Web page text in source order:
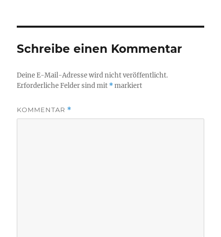
Schreibe einen Kommentar
Deine E-Mail-Adresse wird nicht veröffentlicht.
Erforderliche Felder sind mit *markiert
KOMMENTAR *